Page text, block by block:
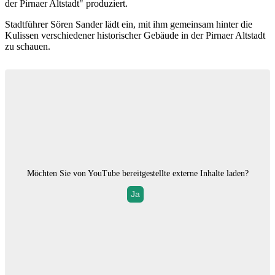
der Pirnaer Altstadt" produziert.
Stadtführer Sören Sander lädt ein, mit ihm gemeinsam hinter die
Kulissen verschiedener historischer Gebäude in der Pirnaer Altstadt
zu schauen.
Möchten Sie von YouTubebereitgestellte externe Inhalte laden?
Ja